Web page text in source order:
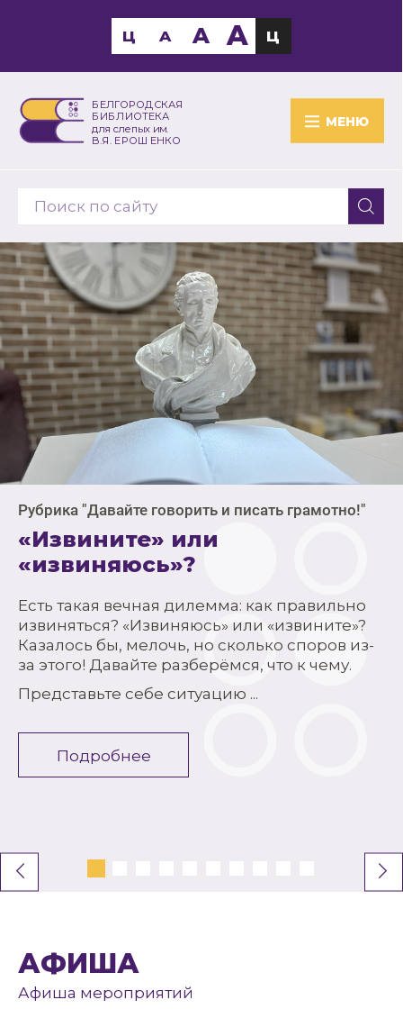
БЕЛГОРОДСКАЯ
БИБЛИОТЕКА
для слепых им.
В.Я. ЕРОШЕНКО
МЕНЮ
Ц A A A Ц
Рубрика "Давайте говорить и писать грамотно!"
«Извините» или
«извиняюсь»?
Есть такая вечная дилемма: как правильно
извиняться? «Извиняюсь» или «извините»?
Казалось бы, мелочь, но сколько споров из-
за этого! Давайте разберёмся, что к чему.
Представьте себе ситуацию ...
Подробнее
АФИША
Афиша мероприятий